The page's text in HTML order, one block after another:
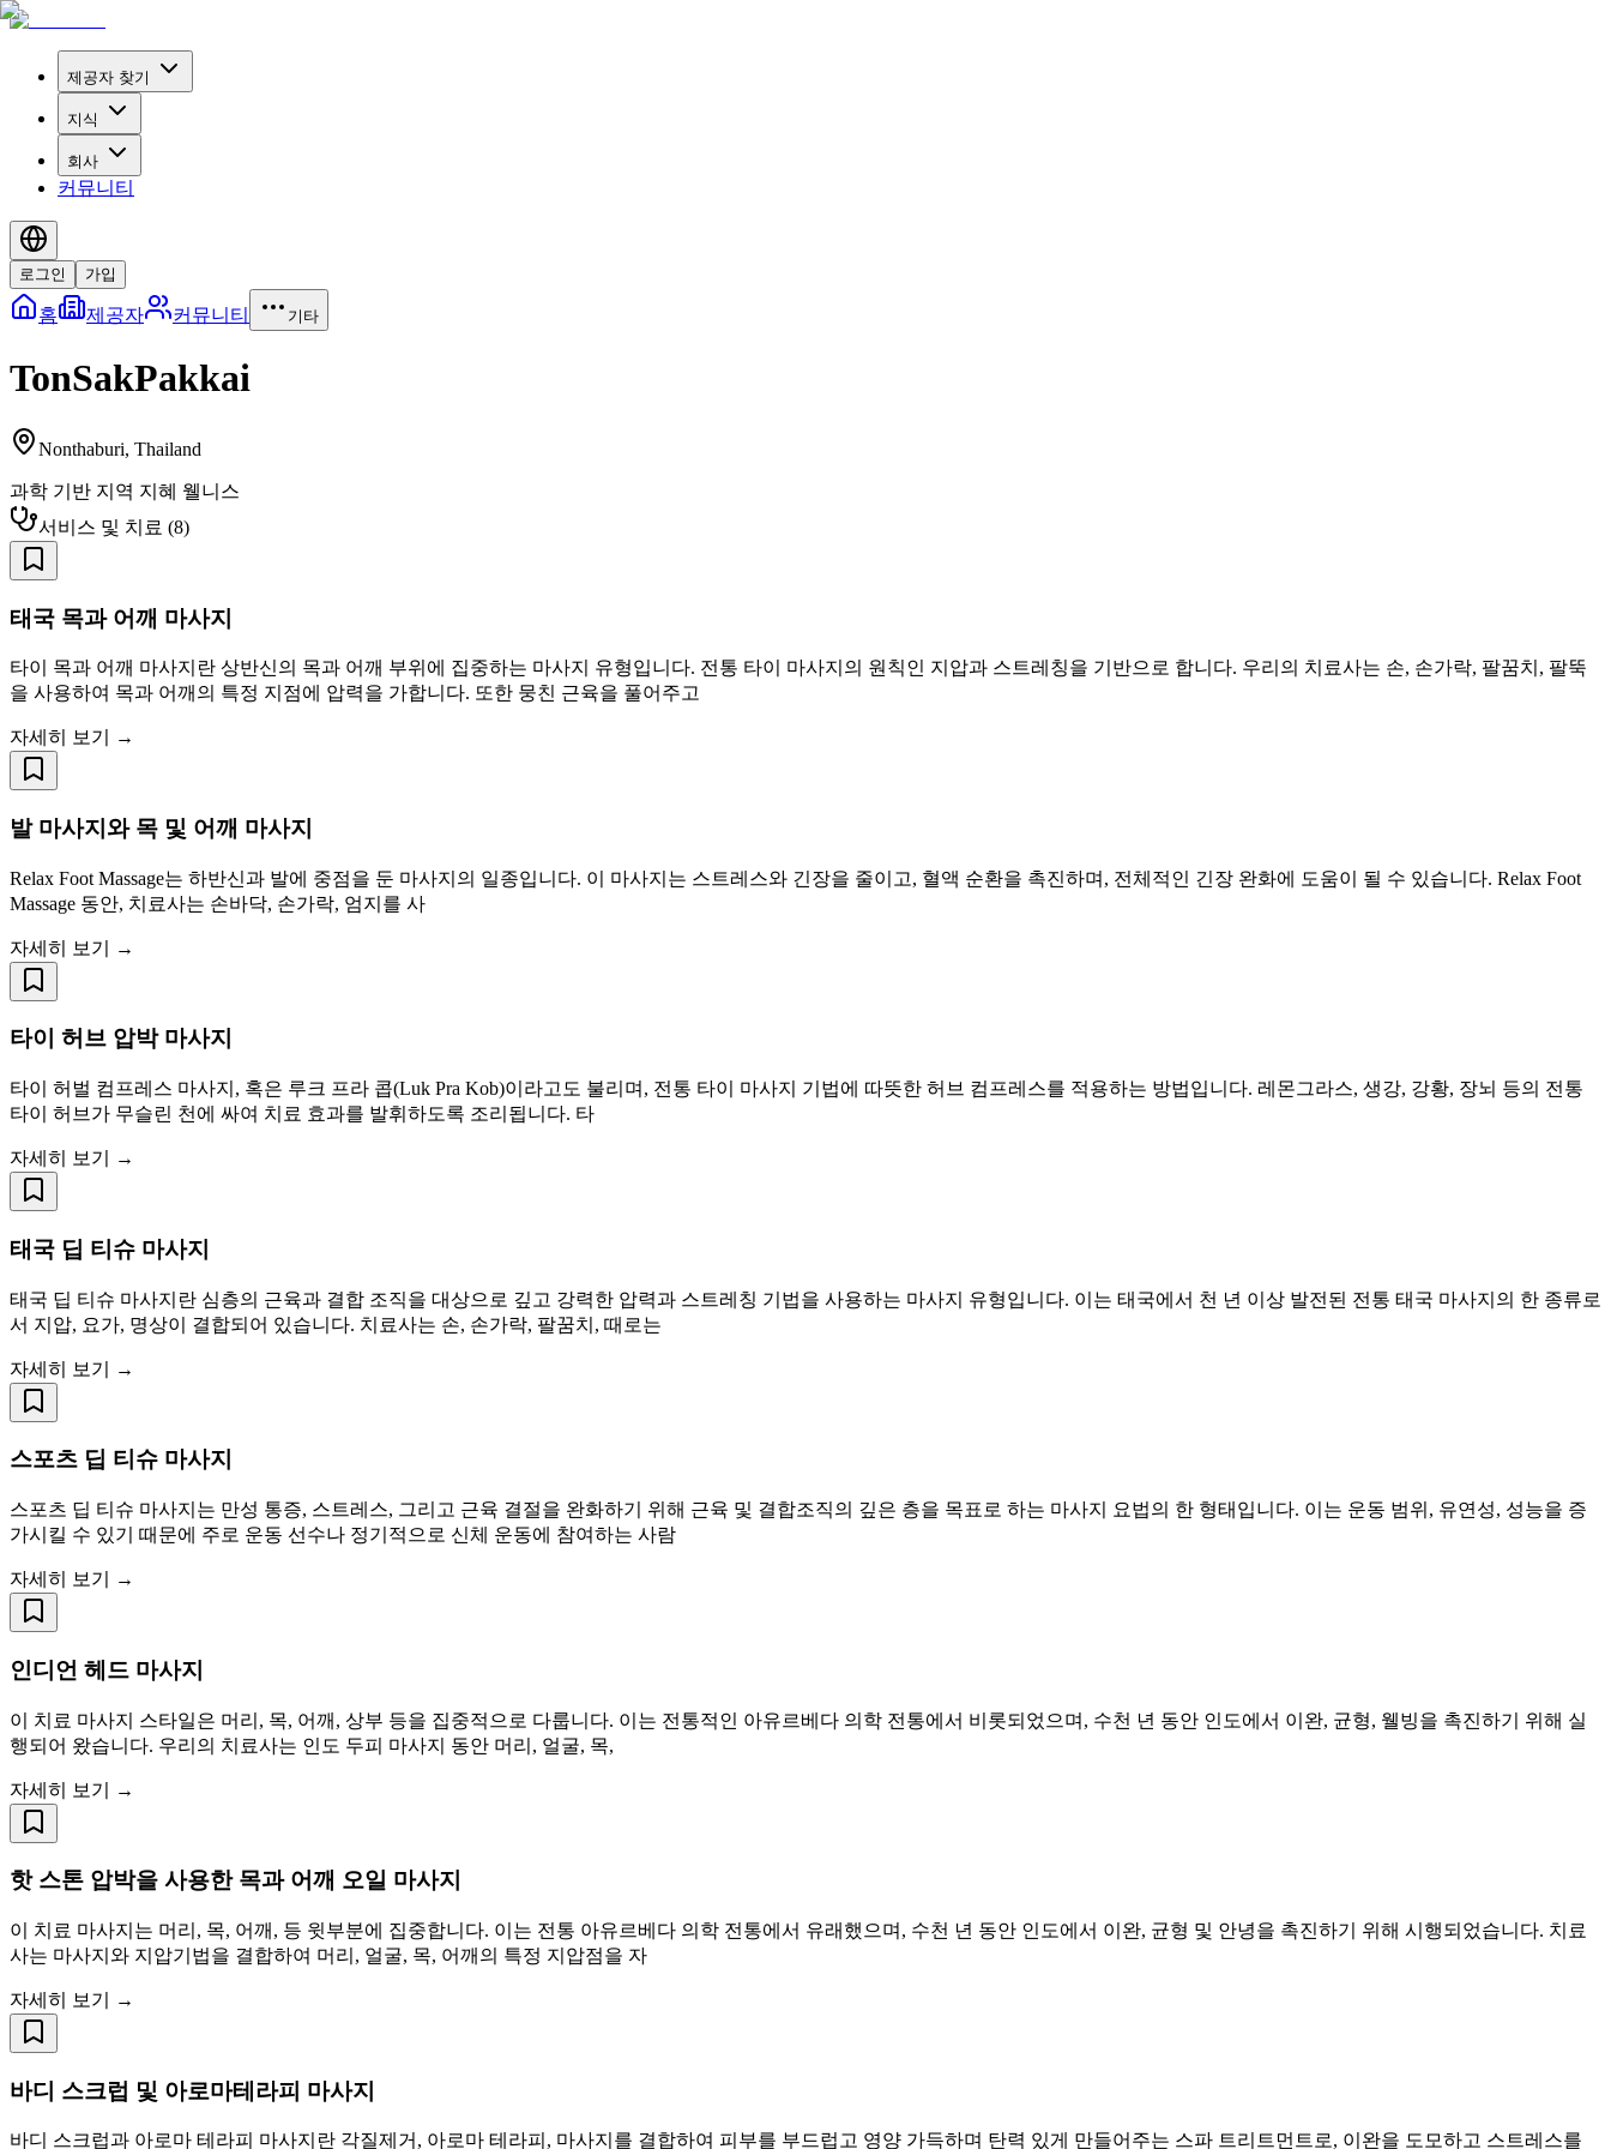
제공자 찾기
지식
회사
커뮤니티
로그인 가입
홈 제공자 커뮤니티 기타
TonSakPakkai
Nonthaburi, Thailand
과학 기반 지역 지혜 웰니스
서비스 및 치료 (8)
태국 목과 어깨 마사지
타이 목과 어깨 마사지란 상반신의 목과 어깨 부위에 집중하는 마사지 유형입니다. 전통 타이 마사지의 원칙인 지압과 스트레칭을 기반으로 합니다. 우리의 치료사는 손, 손가락, 팔꿈치, 팔뚝
을 사용하여 목과 어깨의 특정 지점에 압력을 가합니다. 또한 뭉친 근육을 풀어주고
자세히 보기 →
발 마사지와 목 및 어깨 마사지
Relax Foot Massage는 하반신과 발에 중점을 둔 마사지의 일종입니다. 이 마사지는 스트레스와 긴장을 줄이고, 혈액 순환을 촉진하며, 전체적인 긴장 완화에 도움이 될 수 있습니다. Relax Foot
Massage 동안, 치료사는 손바닥, 손가락, 엄지를 사
자세히 보기 →
타이 허브 압박 마사지
타이 허벌 컴프레스 마사지, 혹은 루크 프라 콥(Luk Pra Kob)이라고도 불리며, 전통 타이 마사지 기법에 따뜻한 허브 컴프레스를 적용하는 방법입니다. 레몬그라스, 생강, 강황, 장뇌 등의 전통
타이 허브가 무슬린 천에 싸여 치료 효과를 발휘하도록 조리됩니다. 타
자세히 보기 →
태국 딥 티슈 마사지
태국 딥 티슈 마사지란 심층의 근육과 결합 조직을 대상으로 깊고 강력한 압력과 스트레칭 기법을 사용하는 마사지 유형입니다. 이는 태국에서 천 년 이상 발전된 전통 태국 마사지의 한 종류로
서 지압, 요가, 명상이 결합되어 있습니다. 치료사는 손, 손가락, 팔꿈치, 때로는
자세히 보기 →
스포츠 딥 티슈 마사지
스포츠 딥 티슈 마사지는 만성 통증, 스트레스, 그리고 근육 결절을 완화하기 위해 근육 및 결합조직의 깊은 층을 목표로 하는 마사지 요법의 한 형태입니다. 이는 운동 범위, 유연성, 성능을 증
가시킬 수 있기 때문에 주로 운동 선수나 정기적으로 신체 운동에 참여하는 사람
자세히 보기 →
인디언 헤드 마사지
이 치료 마사지 스타일은 머리, 목, 어깨, 상부 등을 집중적으로 다룹니다. 이는 전통적인 아유르베다 의학 전통에서 비롯되었으며, 수천 년 동안 인도에서 이완, 균형, 웰빙을 촉진하기 위해 실
행되어 왔습니다. 우리의 치료사는 인도 두피 마사지 동안 머리, 얼굴, 목,
자세히 보기 →
핫 스톤 압박을 사용한 목과 어깨 오일 마사지
이 치료 마사지는 머리, 목, 어깨, 등 윗부분에 집중합니다. 이는 전통 아유르베다 의학 전통에서 유래했으며, 수천 년 동안 인도에서 이완, 균형 및 안녕을 촉진하기 위해 시행되었습니다. 치료
사는 마사지와 지압기법을 결합하여 머리, 얼굴, 목, 어깨의 특정 지압점을 자
자세히 보기 →
바디 스크럽 및 아로마테라피 마사지
바디 스크럽과 아로마 테라피 마사지란 각질제거, 아로마 테라피, 마사지를 결합하여 피부를 부드럽고 영양 가득하며 탄력 있게 만들어주는 스파 트리트먼트로, 이완을 도모하고 스트레스를